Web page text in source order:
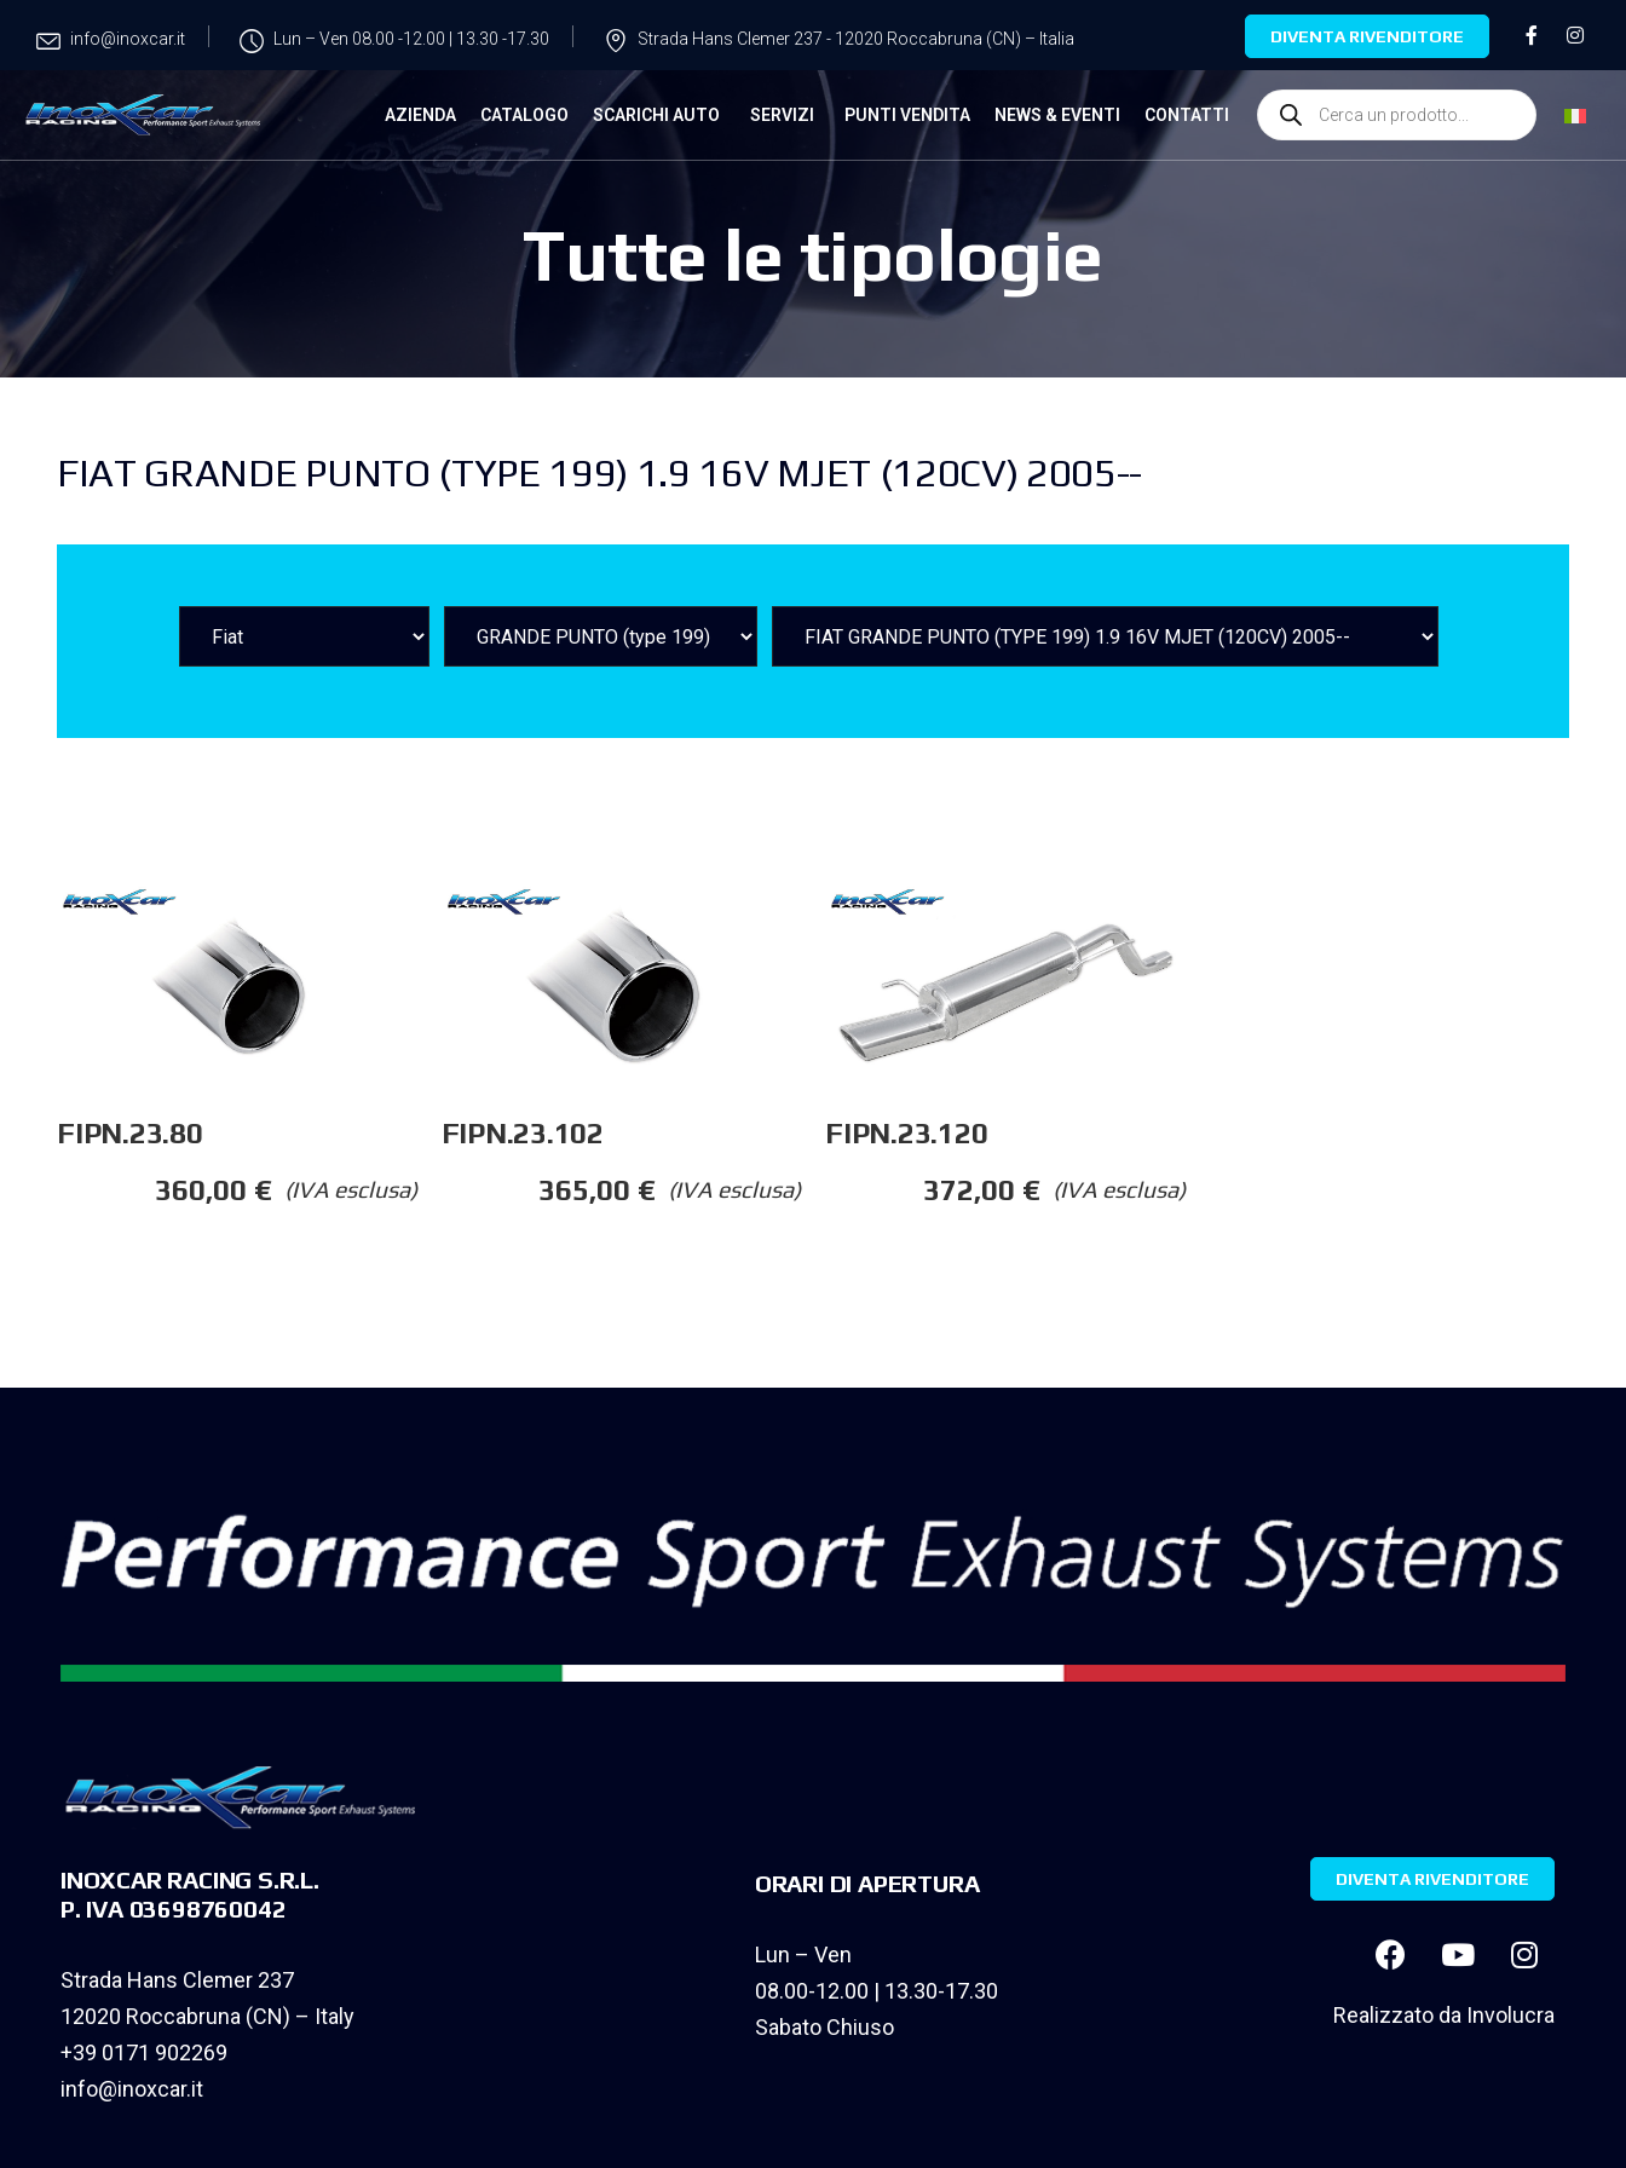
info@inoxcar.it Lun – Ven 08.00 -12.00 | 13.30 -17.30 Strada Hans Clemer 237 - 12020 Roccabruna (CN) – Italia DIVENTA RIVENDITORE
AZIENDA CATALOGO SCARICHI AUTO SERVIZI PUNTI VENDITA NEWS & EVENTI CONTATTI
Tutte le tipologie
FIAT GRANDE PUNTO (TYPE 199) 1.9 16V MJET (120CV) 2005--
FIPN.23.80
(IVA esclusa)
360,00 €
FIPN.23.102
(IVA esclusa)
365,00 €
FIPN.23.120
(IVA esclusa)
372,00 €
INOXCAR RACING S.R.L.
P. IVA 03698760042
Strada Hans Clemer 237
12020 Roccabruna (CN) – Italy
+39 0171 902269
info@inoxcar.it
ORARI DI APERTURA
Lun – Ven
08.00-12.00 | 13.30-17.30
Sabato Chiuso
DIVENTA RIVENDITORE
Realizzato da Involucra